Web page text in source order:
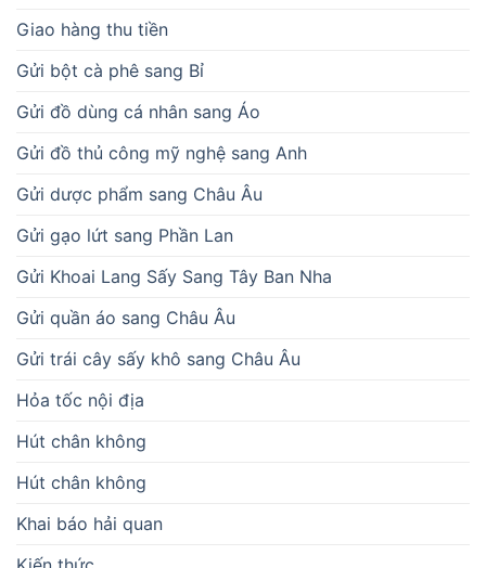
Giao hàng thu tiền
Gửi bột cà phê sang Bỉ
Gửi đồ dùng cá nhân sang Áo
Gửi đồ thủ công mỹ nghệ sang Anh
Gửi dược phẩm sang Châu Âu
Gửi gạo lứt sang Phần Lan
Gửi Khoai Lang Sấy Sang Tây Ban Nha
Gửi quần áo sang Châu Âu
Gửi trái cây sấy khô sang Châu Âu
Hỏa tốc nội địa
Hút chân không
Hút chân không
Khai báo hải quan